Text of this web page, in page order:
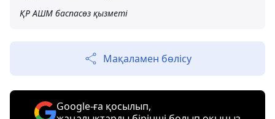
ҚР АШМ баспасөз қызметі
Мақаламен бөлісу
Google-ға қосылып,